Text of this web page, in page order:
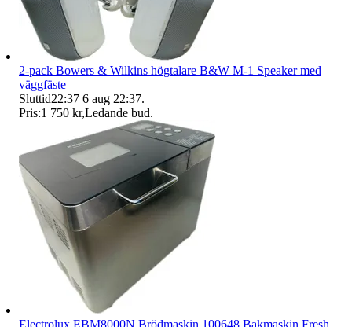
2-pack Bowers & Wilkins högtalare B&W M-1 Speaker med
väggfäste
Sluttid22:37 6 aug 22:37.
Pris:1 750 kr,Ledande bud.
Electrolux EBM8000N Brödmaskin 100648 Bakmaskin Fresh